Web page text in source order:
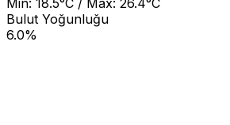
Min: 18.5°C / Max: 26.4°C
Bulut Yoğunluğu
6.0%